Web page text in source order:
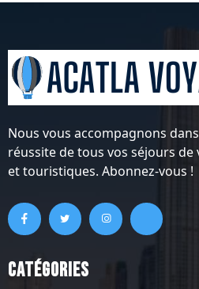
Nous vous accompagnons
réussite de tous vos séjours
et touristiques. Abonnez-vous !
Catégories